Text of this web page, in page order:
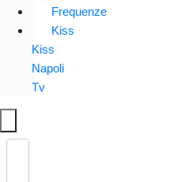
Frequenze
Kiss
Kiss
Napoli
Tv